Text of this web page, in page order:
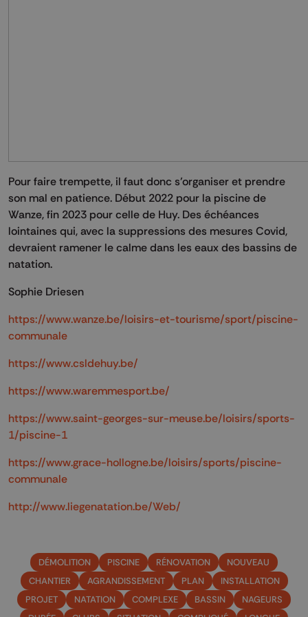
Pour faire trempette, il faut donc s’organiser et prendre
son mal en patience. Début 2022 pour la piscine de
Wanze, fin 2023 pour celle de Huy. Des échéances
lointaines qui, avec la suppressions des mesures Covid,
devraient ramener le calme dans les eaux des bassins de
natation.
Sophie Driesen
https://www.wanze.be/loisirs-et-tourisme/sport/piscine-
communale
https://www.csldehuy.be/
https://www.waremmesport.be/
https://www.saint-georges-sur-meuse.be/loisirs/sports-
1/piscine-1
https://www.grace-hollogne.be/loisirs/sports/piscine-
communale
http://www.liegenatation.be/Web/
DÉMOLITION PISCINE RÉNOVATION
NOUVEAU
CHANTIER
AGRANDISSEMENT PLAN
INSTALLATION
PROJET
NATATION COMPLEXE BASSIN
NAGEURS